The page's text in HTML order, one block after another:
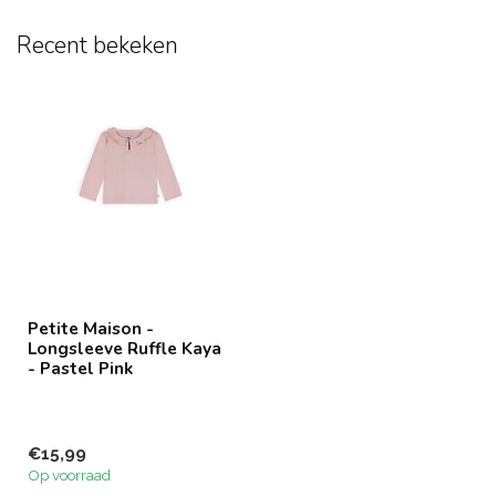
Recent bekeken
Petite Maison -
Longsleeve Ruffle Kaya
- Pastel Pink
€15,99
Op voorraad